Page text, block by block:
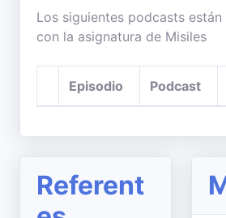
Los siguientes podcasts
con la asignatura de Misiles
Episodio Podcast
Referent